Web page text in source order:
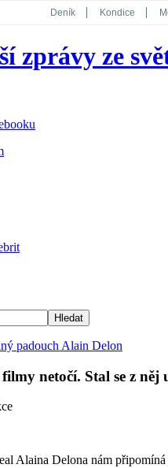
Deník Kondice
Koktejl
zprávy ze
netočí. Stal se z něj
Alaina Delona nám